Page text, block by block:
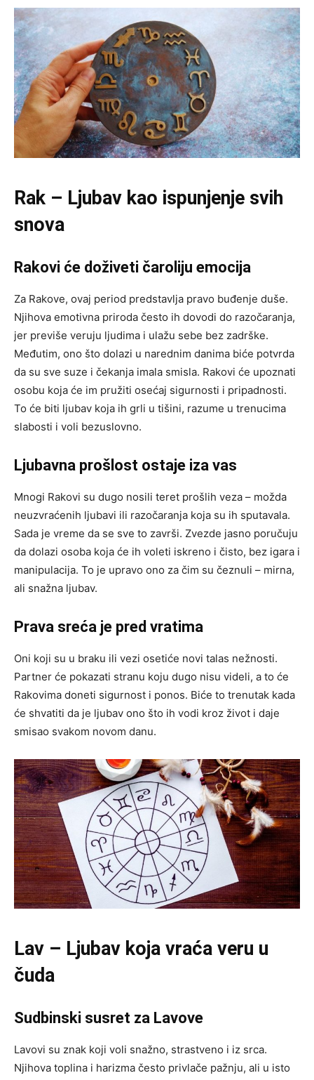
Rak – Ljubav kao ispunjenje svih
snova
Rakovi će doživeti čaroliju emocija
Za Rakove, ovaj period predstavlja pravo buđenje duše.
Njihova emotivna priroda često ih dovodi do razočaranja,
jer previše veruju ljudima i ulažu sebe bez zadrške.
Međutim, ono što dolazi u narednim danima biće potvrda
da su sve suze i čekanja imala smisla. Rakovi će upoznati
osobu koja će im pružiti osećaj sigurnosti i pripadnosti.
To će biti ljubav koja ih grli u tišini, razume u trenucima
slabosti i voli bezuslovno.
Ljubavna prošlost ostaje iza vas
Mnogi Rakovi su dugo nosili teret prošlih veza – možda
neuzvraćenih ljubavi ili razočaranja koja su ih sputavala.
Sada je vreme da se sve to završi. Zvezde jasno poručuju
da dolazi osoba koja će ih voleti iskreno i čisto, bez igara i
manipulacija. To je upravo ono za čim su čeznuli – mirna,
ali snažna ljubav.
Prava sreća je pred vratima
Oni koji su u braku ili vezi osetiće novi talas nežnosti.
Partner će pokazati stranu koju dugo nisu videli, a to će
Rakovima doneti sigurnost i ponos. Biće to trenutak kada
će shvatiti da je ljubav ono što ih vodi kroz život i daje
smisao svakom novom danu.
Lav – Ljubav koja vraća veru u
čuda
Sudbinski susret za Lavove
Lavovi su znak koji voli snažno, strastveno i iz srca.
Njihova toplina i harizma često privlače pažnju, ali u isto